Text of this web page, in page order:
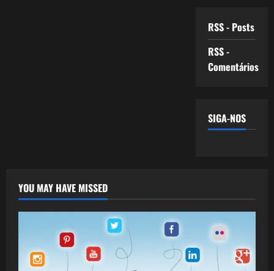
RSS - Posts
RSS -
Comentários
SIGA-NOS
YOU MAY HAVE MISSED